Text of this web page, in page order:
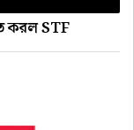
করল STF